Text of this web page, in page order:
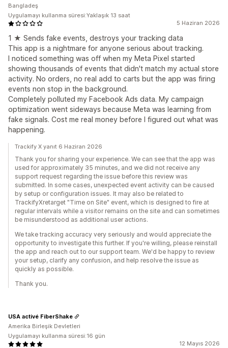
5 Haziran 2026
1 ★ Sends fake events, destroys your tracking data
This app is a nightmare for anyone serious about tracking.
I noticed something was off when my Meta Pixel started
showing thousands of events that didn't match my actual store
activity. No orders, no real add to carts but the app was firing
events non stop in the background.
Completely polluted my Facebook Ads data. My campaign
optimization went sideways because Meta was learning from
fake signals. Cost me real money before I figured out what was
happening.
Bangladeş
Uygulamayı kullanma süresi:Yaklaşık 13 saat
Trackify X yanıt 6 Haziran 2026
Thank you for sharing your experience. We can see that the app was
used for approximately 35 minutes, and we did not receive any
support request regarding the issue before this review was
submitted. In some cases, unexpected event activity can be caused
by setup or configuration issues. It may also be related to
TrackifyXretarget "Time on Site" event, which is designed to fire at
regular intervals while a visitor remains on the site and can sometimes
be misunderstood as additional user actions.
We take tracking accuracy very seriously and would appreciate the
opportunity to investigate this further. If you're willing, please reinstall
the app and reach out to our support team. We'd be happy to review
your setup, clarify any confusion, and help resolve the issue as
quickly as possible.
Thank you.
12 Mayıs 2026
USA activé FiberShake
Amerika Birleşik Devletleri
Uygulamayı kullanma süresi:16 gün